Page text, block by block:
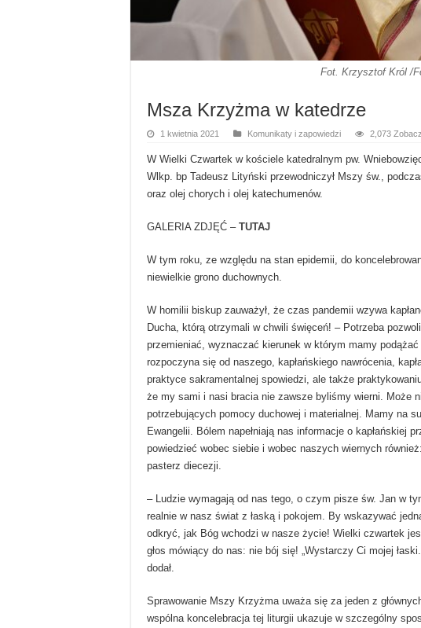
Fot. Krzysztof Król /
Msza Krzyżma w katedrze
1 kwietnia 2021 Komunikaty i zapowiedzi 2,073 Zobacz
W Wielki Czwartek w kościele katedralnym pw.
Wlkp. bp Tadeusz Lityński przewodniczył Mszy św.,
oraz olej chorych i olej katechumenów.
GALERIA ZDJĘĆ – TUTAJ
W tym roku, ze względu na stan epidemii, do
niewielkie grono duchownych.
W homilii biskup zauważył, że czas pandemii wzywa
Ducha, którą otrzymali w chwili święceń! – Potrzeba
przemieniać, wyznaczać kierunek w którym mamy
rozpoczyna się od naszego, kapłańskiego nawrócenia,
praktyce sakramentalnej spowiedzi, ale także
że my sami i nasi bracia nie zawsze byliśmy wierni. Może
potrzebujących pomocy duchowej i materialnej. Mamy na
Ewangelii. Bólem napełniają nas informacje o kapłańskiej
powiedzieć wobec siebie i wobec naszych wiernych
pasterz diecezji.
– Ludzie wymagają od nas tego, o czym pisze św. Jan w
realnie w nasz świat z łaską i pokojem. By wskazywać
odkryć, jak Bóg wchodzi w nasze życie! Wielki czwartek
głos mówiący do nas: nie bój się! „Wystarczy Ci mojej
dodał.
Sprawowanie Mszy Krzyżma uważa się za jeden z
wspólna koncelebracja tej liturgii ukazuje w szczególny